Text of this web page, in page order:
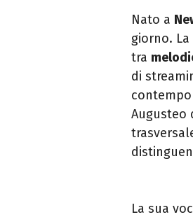
Nato a
giorno.
tra
di
Augusteo
La sua